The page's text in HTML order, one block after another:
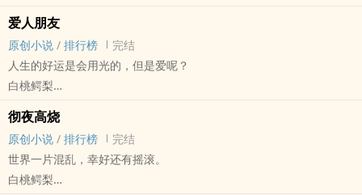
现代 - BE - 狗血 - 虐文
第一人称
是的，宋钦文是我的前夫。我们在感情方面出现了一些问题，所以才
会预约今天的婚姻情感咨询。他没有来，因为他出轨了。他现在整天
整夜不回家，我只有偶尔路过人民公园的相亲角时才能看到他。
求婚？提出求婚的人不是我，是他。
三年前，我们在巴黎旅游，订了一间又脏又破的廉价酒店，半夜老鼠
吵个不停，我睡不着。他开灯抓老鼠，抓了一通，鸡飞狗跳的，我不
爱人朋友
原创小说 / 排行榜
完结
人生的好运是会用光的，但是爱呢？
白桃鳄梨
原创小说 - BL - 长篇 - 完结
现代 - HE - 年下
人生的好运是会用光的，但是爱也包含在好运里吗？爱到底是什幺东
西？
一段学着接受失去的过程，一个兜兜转转回到原点，却又失而复得的
彻夜高烧
原创小说 / 排行榜
完结
世界一片混乱，幸好还有摇滚。
白桃鳄梨